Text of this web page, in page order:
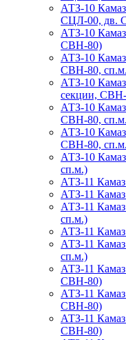
АТЗ-10
СЦЛ-00, дв.
АТЗ-10
СВН-80)
АТЗ-10
СВН-80,
АТЗ-10
секции,
АТЗ-10
СВН-80,
АТЗ-10
СВН-80,
АТЗ-10
сп.м.)
АТЗ-11
АТЗ-11
АТЗ-11
сп.м.)
АТЗ-11
АТЗ-11
сп.м.)
АТЗ-11 Камаз
СВН-80)
АТЗ-11 Камаз
СВН-80)
АТЗ-11
СВН-80)